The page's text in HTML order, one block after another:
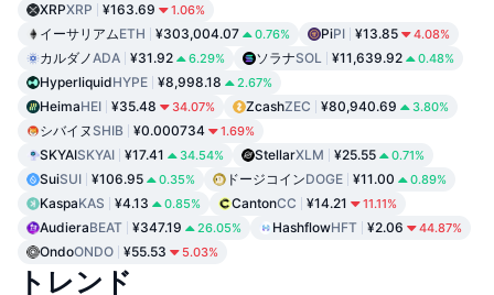
XRPXRP ¥163.69 1.06%
イーサリアムETH ¥303,004.07 0.76% PiPI ¥13.85 4.08%
カルダノADA ¥31.92 6.29% ソラナSOL ¥11,639.92 0.48%
HyperliquidHYPE ¥8,998.18 2.67%
HeimaHEI ¥35.48 34.07% ZcashZEC ¥80,940.69 3.80%
シバイヌ SHIB ¥0.000734 1.69%
SKYAISKYAI ¥17.41 34.54% StellarXLM ¥25.55 0.71%
SuiSUI ¥106.95 0.35% ドージコインDOGE ¥11.00 0.89%
KaspaKAS ¥4.13 0.85% CantonCC ¥14.21 11.11%
AudieraBEAT ¥347.19 26.05% HashflowHFT ¥2.06 44.87%
OndoONDO ¥55.53 5.03%
トレンド